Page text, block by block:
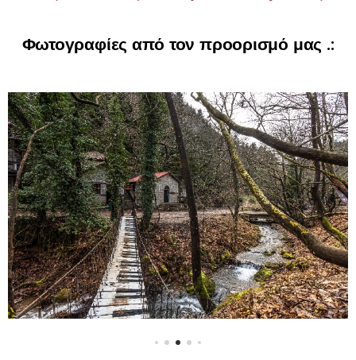
Φωτογραφίες από τον προορισμό μας .: